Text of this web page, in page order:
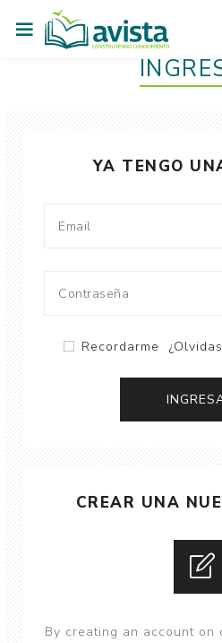
YA TENGO
Recordarme
CREAR UNA
By creating an account